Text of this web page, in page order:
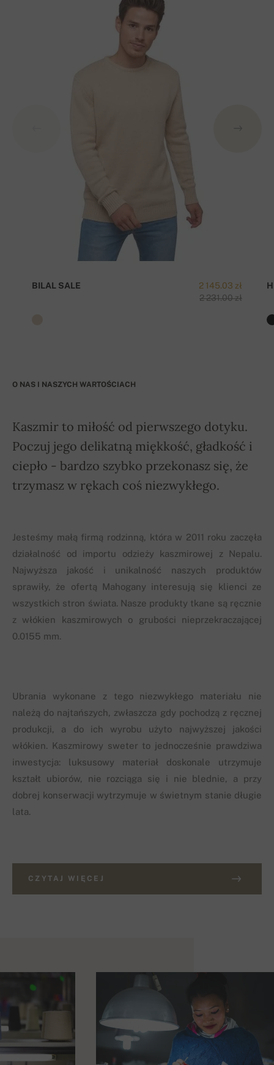
2 145.03 zł
2 231.00 zł
BILAL SALE
O NAS I NASZYCH WARTOŚCIACH
Kaszmir to miłość od pierwszego dotyku.
Poczuj jego delikatną miękkość, gładkość i
ciepło - bardzo szybko przekonasz się, że
trzymasz w rękach coś niezwykłego.
Jesteśmy małą firmą rodzinną, która w 2011 roku zaczęła
działalność od importu odzieży kaszmirowej z Nepalu.
Najwyższa jakość i unikalność naszych produktów
sprawiły, że ofertą Mahogany interesują się klienci ze
wszystkich stron świata. Nasze produkty tkane są ręcznie
z włókien kaszmirowych o grubości nieprzekraczającej
0.0155 mm.
Ubrania wykonane z tego niezwykłego materiału nie
należą do najtańszych, zwłaszcza gdy pochodzą z ręcznej
produkcji, a do ich wyrobu użyto najwyższej jakości
włókien. Kaszmirowy sweter to jednocześnie prawdziwa
inwestycja: luksusowy materiał doskonale utrzymuje
kształt ubiorów, nie rozciąga się i nie blednie, a przy
dobrej konserwacji wytrzymuje w świetnym stanie długie
lata.
CZYTAJ WIĘCEJ